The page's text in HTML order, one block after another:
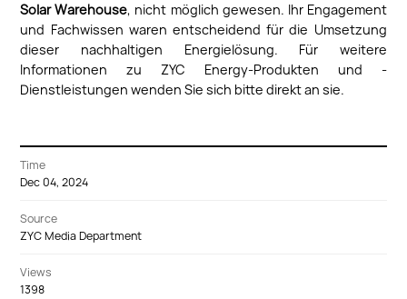
Time
Dec 04, 2024
Source
ZYC Media Department
Views
1398
Solar Warehouse, nicht möglich gewesen. Ihr Engagement
und Fachwissen waren entscheidend für die Umsetzung
dieser nachhaltigen Energielösung. Für weitere
Informationen zu ZYC Energy-Produkten und -
Dienstleistungen wenden Sie sich bitte direkt an sie.